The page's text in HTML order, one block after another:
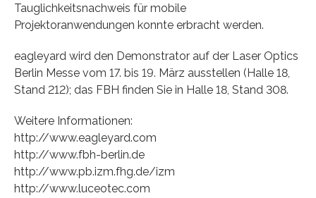
Tauglichkeitsnachweis für mobile
Projektoranwendungen konnte erbracht werden.
eagleyard wird den Demonstrator auf der Laser Optics
Berlin Messe vom 17. bis 19. März ausstellen (Halle 18,
Stand 212); das FBH finden Sie in Halle 18, Stand 308.
Weitere Informationen:
http://www.eagleyard.com
http://www.fbh-berlin.de
http://www.pb.izm.fhg.de/izm
http://www.luceotec.com